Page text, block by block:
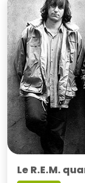
Le R.E.M.